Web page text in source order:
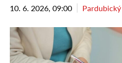
10. 6. 2026, 09:00 Pardubický